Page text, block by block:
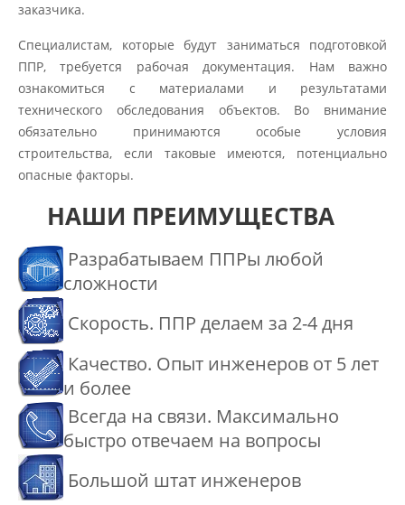
заказчика.
Специалистам, которые будут заниматься подготовкой
ППР, требуется рабочая документация. Нам важно
ознакомиться с материалами и результатами
технического обследования объектов. Во внимание
обязательно принимаются особые условия
строительства, если таковые имеются, потенциально
опасные факторы.
НАШИ ПРЕИМУЩЕСТВА
Разрабатываем ППРы любой
сложности
Скорость. ППР делаем за 2-4 дня
Качество. Опыт инженеров от 5 лет
и более
Всегда на связи. Максимально
быстро отвечаем на вопросы
Большой штат инженеров